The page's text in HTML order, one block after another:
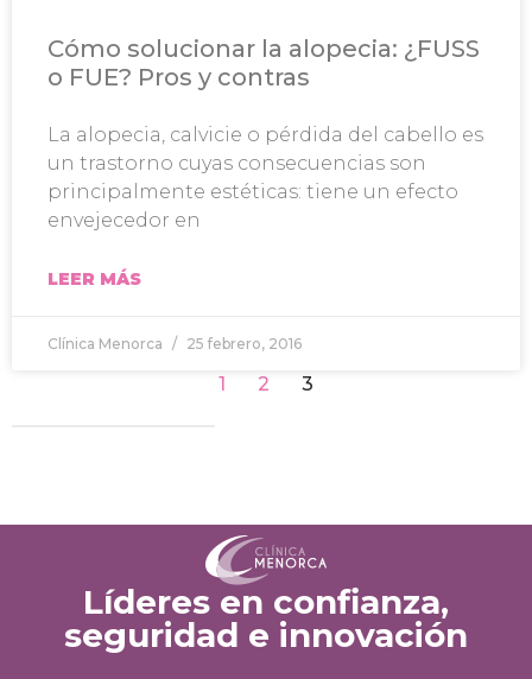
Cómo solucionar la alopecia: ¿FUSS
o FUE? Pros y contras
La alopecia, calvicie o pérdida del cabello es
un trastorno cuyas consecuencias son
principalmente estéticas: tiene un efecto
envejecedor en
LEER MÁS
Clínica Menorca 25 febrero, 2016
1 2 3
Líderes en confianza,
seguridad e innovación